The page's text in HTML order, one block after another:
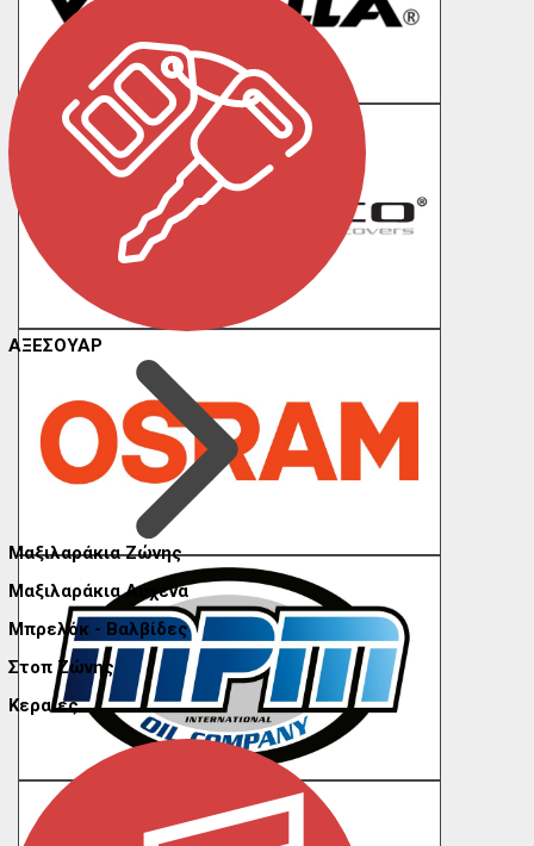
ΑΞΕΣΟΥΑΡ
Μαξιλαράκια Ζώνης
Μαξιλαράκια Αυχένα
Μπρελόκ - Βαλβίδες
Στοπ Ζώνης
Κεραίες